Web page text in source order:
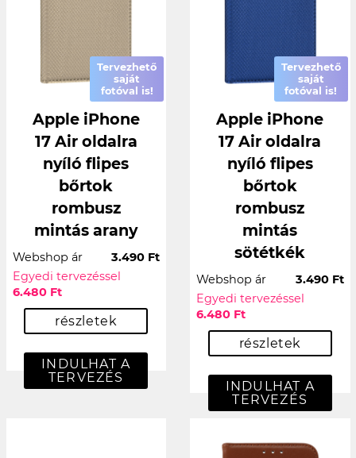
Tervezhető
saját
fotóval is!
Apple iPhone
17 Air oldalra
nyíló flipes
bőrtok
rombusz
mintás arany
Webshop ár
3.490 Ft
Egyedi tervezéssel
6.480 Ft
részletek
INDULHAT A
TERVEZÉS
Tervezhető
saját
fotóval is!
Apple iPhone
17 Air oldalra
nyíló flipes
bőrtok
rombusz
mintás
sötétkék
Webshop ár
3.490 Ft
Egyedi tervezéssel
6.480 Ft
részletek
INDULHAT A
TERVEZÉS